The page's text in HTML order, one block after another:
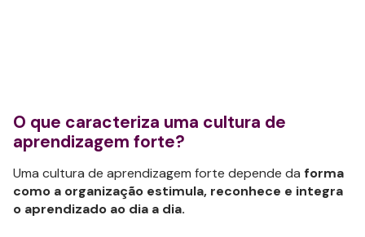
O que caracteriza uma cultura de
aprendizagem forte?
Uma cultura de aprendizagem forte depende da forma
como a organização estimula, reconhece e integra
o aprendizado ao dia a dia.